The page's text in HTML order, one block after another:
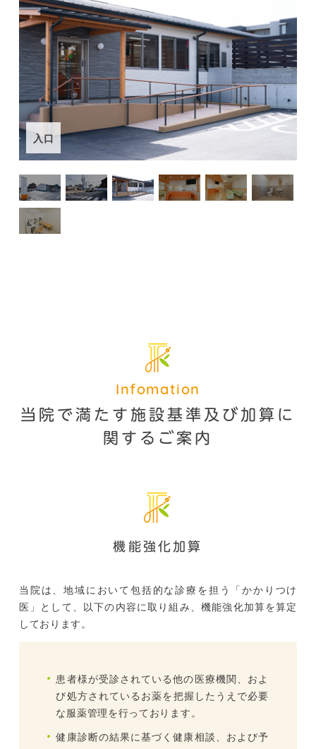
入口
Infomation
当院で満たす施設基準及び加算に
関するご案内
機能強化加算
当院は、地域において包括的な診療を担う「かかりつけ
医」として、以下の内容に取り組み、機能強化加算を算定
しております。
患者様が受診されている他の医療機関、およ
び処方されているお薬を把握したうえで必要
な服薬管理を行っております。
健康診断の結果に基づく健康相談、および予